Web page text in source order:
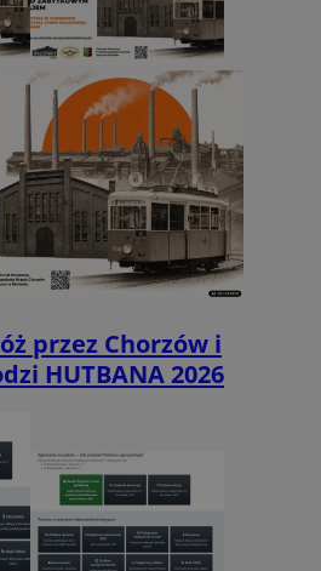
przez Chorzów i
HUTBANA 2026